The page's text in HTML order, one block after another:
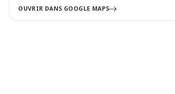
OUVRIR DANS GOOGLE MAPS